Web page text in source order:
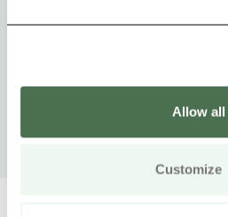
Allow all
Customize